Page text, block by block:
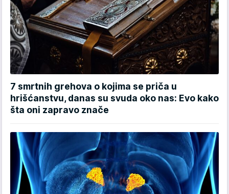
7 smrtnih grehova o kojima se priča u
hrišćanstvu, danas su svuda oko nas: Evo kako
šta oni zapravo znače